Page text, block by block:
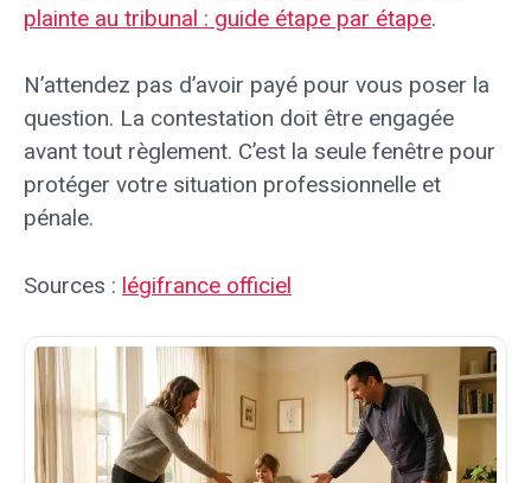
plainte au tribunal : guide étape par étape.
N’attendez pas d’avoir payé pour vous poser la
question. La contestation doit être engagée
avant tout règlement. C’est la seule fenêtre pour
protéger votre situation professionnelle et
pénale.
Sources : légifrance officiel